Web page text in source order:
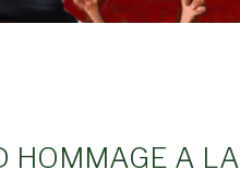
HOMMAGE A LA